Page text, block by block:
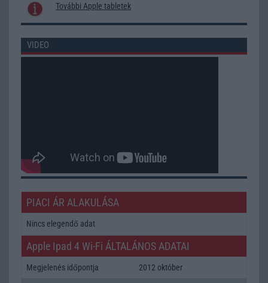
További Apple tabletek
VIDEO
PIACI ÁR ALAKULÁSA
Nincs elegendő adat
Apple Ipad 4 Wi-Fi ÁLTALÁNOS ADATAI
Megjelenés időpontja 2012 október